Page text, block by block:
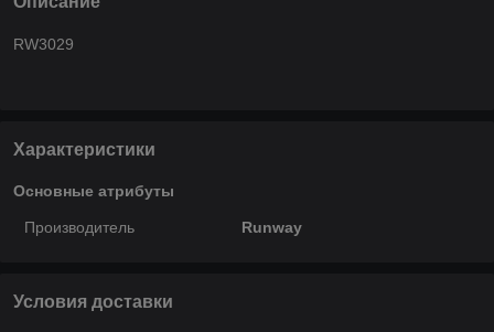
RW3029
Характеристики
Основные атрибуты
Производитель Runway
Условия доставки